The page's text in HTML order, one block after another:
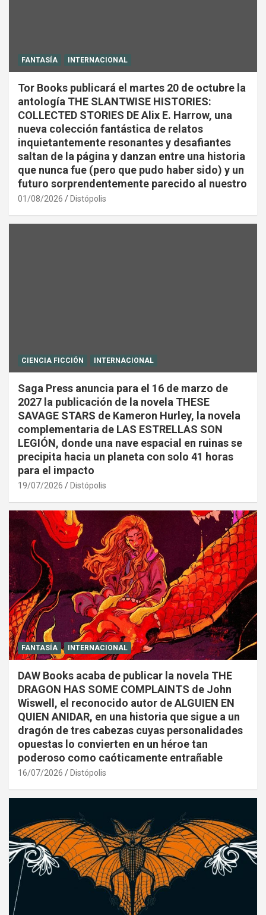
FANTASÍA INTERNACIONAL
Tor Books publicará el martes 20 de octubre la
antología THE SLANTWISE HISTORIES:
COLLECTED STORIES DE Alix E. Harrow, una
nueva colección fantástica de relatos
inquietantemente resonantes y desafiantes
saltan de la página y danzan entre una historia
que nunca fue (pero que pudo haber sido) y un
futuro sorprendentemente parecido al nuestro
01/08/2026 Distópolis
CIENCIA FICCIÓN INTERNACIONAL
Saga Press anuncia para el 16 de marzo de
2027 la publicación de la novela THESE
SAVAGE STARS de Kameron Hurley, la novela
complementaria de LAS ESTRELLAS SON
LEGIÓN, donde una nave espacial en ruinas se
precipita hacia un planeta con solo 41 horas
para el impacto
19/07/2026 Distópolis
FANTASÍA INTERNACIONAL
DAW Books acaba de publicar la novela THE
DRAGON HAS SOME COMPLAINTS de John
Wiswell, el reconocido autor de ALGUIEN EN
QUIEN ANIDAR, en una historia que sigue a un
dragón de tres cabezas cuyas personalidades
opuestas lo convierten en un héroe tan
poderoso como caóticamente entrañable
16/07/2026 Distópolis